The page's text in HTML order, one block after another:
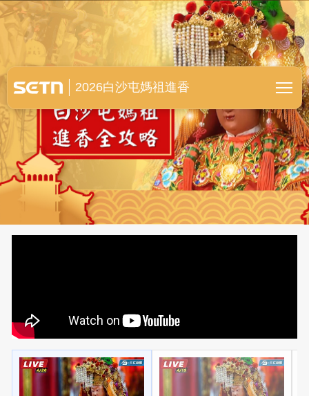
白沙屯媽祖進香全紀錄
2026白沙屯媽祖進香